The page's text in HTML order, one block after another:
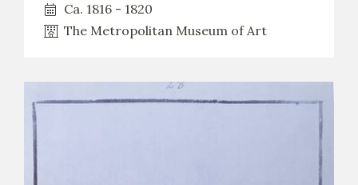
Ca. 1816 - 1820
The Metropolitan Museum of Art